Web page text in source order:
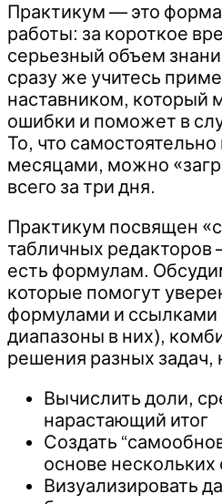
Практикум — это
работы: за короткое
серьезный объем
сразу же учитесь
наставником, который
ошибки и поможет в
То, что
месяцами, можно
всего за три дня.
Практикум посвящен
табличных
есть формулам.
которые помогут
формулами и ссылками
диапазоны в них),
решения разных задач,
Вычислить доли,
нарастающий итог
Создать
основе нескольких
Визуализировать